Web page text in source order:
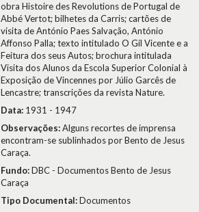
obra Histoire des Revolutions de Portugal de
Abbé Vertot; bilhetes da Carris; cartões de
visita de António Paes Salvação, António
Affonso Palla; texto intitulado O Gil Vicente e a
Feitura dos seus Autos; brochura intitulada
Visita dos Alunos da Escola Superior Colonial à
Exposição de Vincennes por Júlio Garcês de
Lencastre; transcrições da revista Nature.
Data: 1931 - 1947
Observações:Alguns recortes de imprensa
encontram-se sublinhados por Bento de Jesus
Caraça.
Fundo:DBC - Documentos Bento de Jesus
Caraça
Tipo Documental:Documentos